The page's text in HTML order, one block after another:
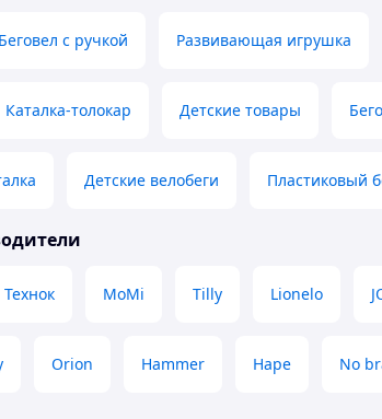
Беговел с ручкой Развивающая игрушка
Каталка-толокар Детские товары
Детские велобеги Пластиковый
Технок MoMi Tilly Lionelo
Orion Hammer Hape No